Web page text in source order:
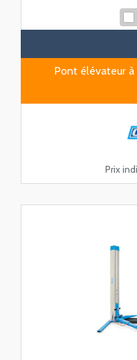
Pont élévateur
Prix